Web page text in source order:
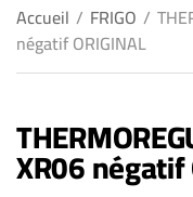
Accueil / FRIGO /
négatif ORIGINAL
XR06 négatif